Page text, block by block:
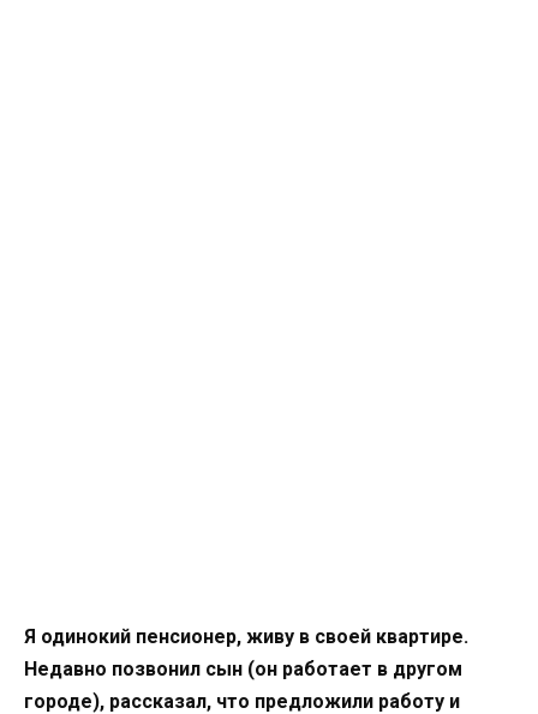
Я одинокий пенсионер, живу в своей квартире.
Недавно позвонил сын (он работает в другом
городе), рассказал, что предложили работу и